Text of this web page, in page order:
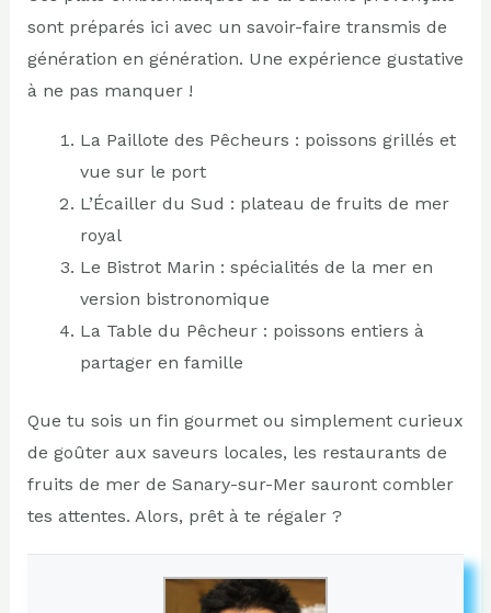
sont préparés ici avec un savoir-faire transmis de
génération en génération. Une expérience gustative
à ne pas manquer !
La Paillote des Pêcheurs : poissons grillés et
vue sur le port
L’Écailler du Sud : plateau de fruits de mer
royal
Le Bistrot Marin : spécialités de la mer en
version bistronomique
La Table du Pêcheur : poissons entiers à
partager en famille
Que tu sois un fin gourmet ou simplement curieux
de goûter aux saveurs locales, les restaurants de
fruits de mer de Sanary-sur-Mer sauront combler
tes attentes. Alors, prêt à te régaler ?